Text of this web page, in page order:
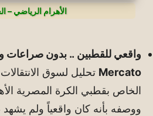
الأهرام الرياضي – العدد 1709 – 21
واقعي للقطبين .. بدون صراعات
Mercato تحليل لسوق
الخاص بقطبي الكرة المصرية
ووصفه بأنه كان واقعياً ولم